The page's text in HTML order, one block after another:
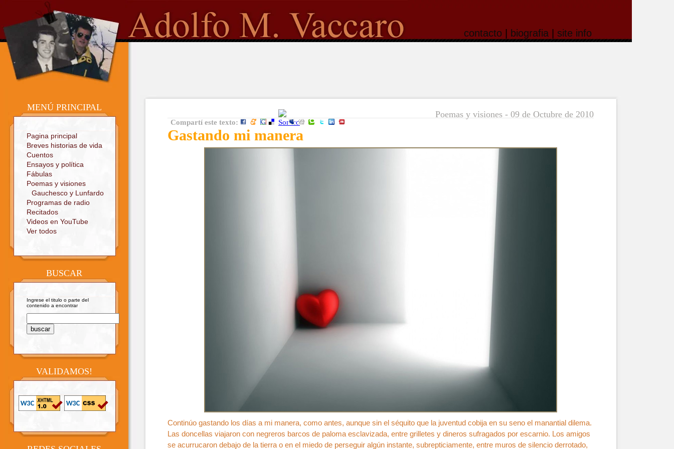
Sitio oficial
contacto biografia site info
MENÚ PRINCIPAL
Pagina principal
Breves historias de vida
Cuentos
Ensayos y política
Fábulas
Poemas y visiones
Gauchesco y Lunfardo
Programas de radio
Recitados
Videos en YouTube
Ver todos
BUSCAR
Ingrese el titulo o parte del
contenido a encontrar
VALIDAMOS!
Compartí este texto:
Poemas y visiones - 09 de Octubre de 2010
Gastando mi manera
Continúo gastando los días a mi manera, como antes, aunque sin el séquito que la juventud cobija en su seno el manantial dilema.
Las doncellas viajaron con negreros barcos de paloma esclavizada, entre grilletes y dineros sufragados por escarnio. Los amigos
se acurrucaron debajo de la tierra o en el miedo de perseguir algún instante, subrepticiamente, entre muros de silencio derrotado,